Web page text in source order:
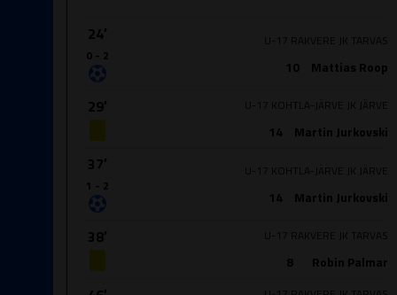
24′
0 - 2
10 Mattias Roop
U-17 RAKVERE JK TARVAS
29′
14 Martin Jurkovski
U-17 KOHTLA-JÄRVE JK JÄRVE
37′
1 - 2
14 Martin Jurkovski
U-17 KOHTLA-JÄRVE JK JÄRVE
38′
8 Robin Palmar
U-17 RAKVERE JK TARVAS